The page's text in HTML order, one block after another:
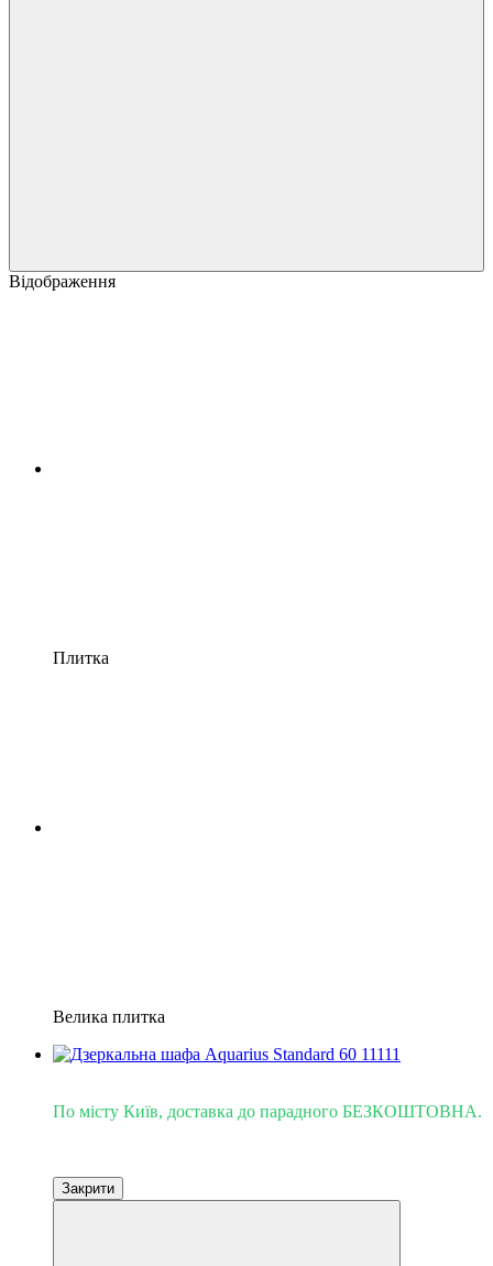
Відображення
Плитка
Велика плитка
По місту Київ, доставка до парадного БЕЗКОШТОВНА.
Закрити